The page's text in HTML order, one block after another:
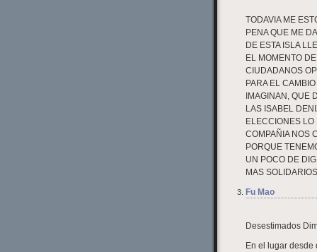
TODAVIA ME
PENA QUE ME
DE ESTA ISLA
EL MOMENTO
CIUDADANOS
PARA EL
IMAGINAN, QUE
LAS ISABEL
ELECCIONES LO
COMPAÑIA NOS
PORQUE
UN POCO DE
MAS
Fu Mao
Desestimados
En el lugar